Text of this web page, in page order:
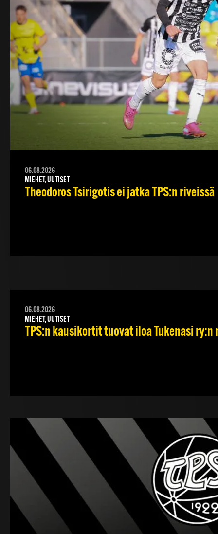
06.08.2026
MIEHET, UUTISET
Theodoros Tsirigotis ei jatka TPS:n riveissä
06.08.2026
MIEHET, UUTISET
TPS:n kausikortit tuovat iloa Tukenasi